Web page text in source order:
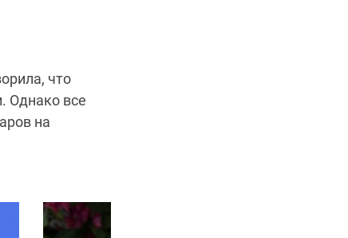
что
Однако все
на